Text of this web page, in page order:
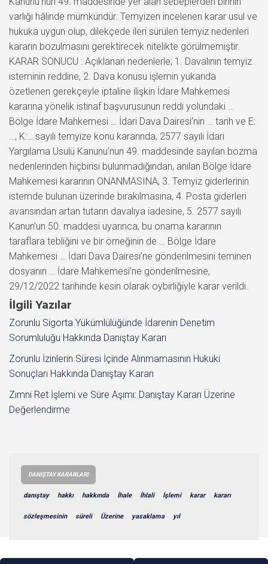
varlığı hâlinde mümkündür. Temyizen incelenen karar usul ve
hukuka uygun olup, dilekçede ileri sürülen temyiz nedenleri
kararın bozulmasını gerektirecek nitelikte görülmemiştir.
KARAR SONUCU : Açıklanan nedenlerle; 1. Davalının temyiz
isteminin reddine, 2. Dava konusu işlemin yukarıda
özetlenen gerekçeyle iptaline ilişkin İdare Mahkemesi
kararına yönelik istinaf başvurusunun reddi yolundaki …
Bölge İdare Mahkemesi … İdari Dava Dairesi’nin … tarih ve E:
…, K:… sayılı temyize konu kararında, 2577 sayılı İdari
Yargılama Usulü Kanunu’nun 49. maddesinde sayılan bozma
nedenlerinden hiçbirisi bulunmadığından, anılan Bölge İdare
Mahkemesi kararının ONANMASINA, 3. Temyiz giderlerinin
istemde bulunan üzerinde bırakılmasına, 4. Posta giderleri
avansından artan tutarın davalıya iadesine, 5. 2577 sayılı
Kanun’un 50. maddesi uyarınca, bu onama kararının
taraflara tebliğini ve bir örneğinin de … Bölge İdare
Mahkemesi … İdari Dava Dairesi’ne gönderilmesini teminen
dosyanın … İdare Mahkemesi’ne gönderilmesine,
29/12/2022 tarihinde kesin olarak oybirliğiyle karar verildi.
İlgili Yazılar
Zorunlu Sigorta Yükümlülüğünde İdarenin Denetim
Sorumluluğu Hakkında Danıştay Kararı
Zorunlu İzinlerin Süresi İçinde Alınmamasının Hukuki
Sonuçları Hakkında Danıştay Kararı
Zımni Ret İşlemi ve Süre Aşımı: Danıştay Kararı Üzerine
Değerlendirme
DANIŞTAY KARARLARI
danıştay hakkı hakkında İhale İhlali İşlemi karar kararı
sözleşmesinin süreli Üzerine yasaklama yıl